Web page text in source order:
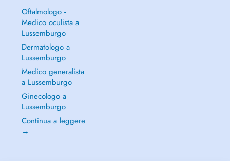
Oftalmologo -
Medico oculista a
Lussemburgo
Dermatologo a
Lussemburgo
Medico generalista
a Lussemburgo
Ginecologo a
Lussemburgo
Continua a leggere
→